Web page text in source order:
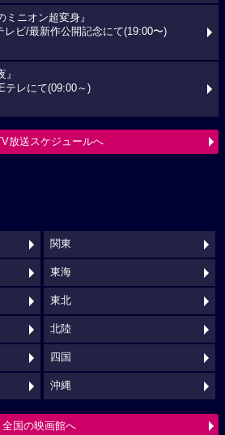
ミニオン超変身』
レビ/最新作公開記念にて(19:00〜)
』
テレにて(09:00～)
放送スケジュールへ
関東
東海
東北
北陸
四国
沖縄
全国の映画館へ